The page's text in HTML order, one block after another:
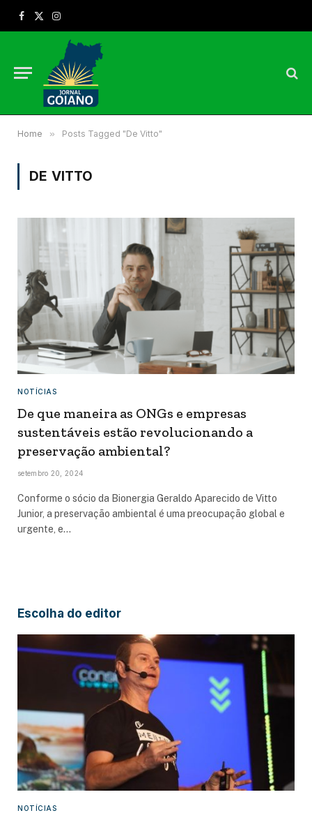
Facebook
X
Instagram
Home » Posts Tagged "De Vitto"
DE VITTO
NOTÍCIAS
De que maneira as ONGs e empresas
sustentáveis estão revolucionando a
preservação ambiental?
setembro 20, 2024
Conforme o sócio da Bionergia Geraldo Aparecido de Vitto
Junior, a preservação ambiental é uma preocupação global e
urgente, e…
Escolha do editor
NOTÍCIAS